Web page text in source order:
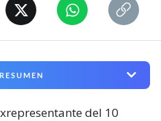
del 10